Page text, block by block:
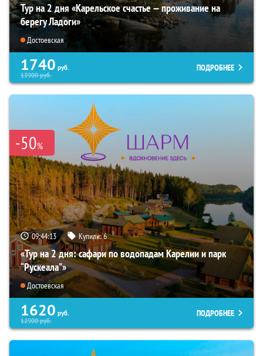
Тур на 2 дня «Карельское счастье — проживание на
берегу Ладоги»
Достоевская
1740 руб.
13900руб.
ПОДРОБНЕЕ
-50%
09:44:11 Купили:6
«Тур на 2 дня: сафари по водопадам Карелии и парк
“Рускеала"»
Достоевская
1620 руб.
12900руб.
ПОДРОБНЕЕ